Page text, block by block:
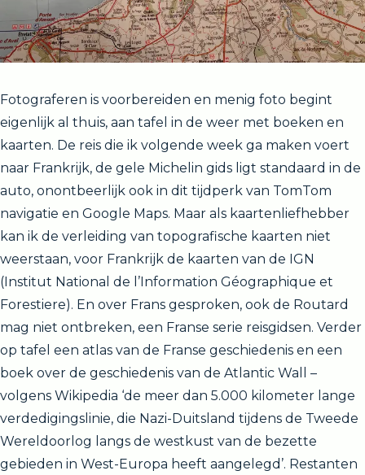
Fotograferen is voorbereiden en menig foto begint
eigenlijk al thuis, aan tafel in de weer met boeken en
kaarten. De reis die ik volgende week ga maken voert
naar Frankrijk, de gele Michelin gids ligt standaard in de
auto, onontbeerlijk ook in dit tijdperk van TomTom
navigatie en Google Maps. Maar als kaartenliefhebber
kan ik de verleiding van topografische kaarten niet
weerstaan, voor Frankrijk de kaarten van de IGN
(Institut National de l’Information Géographique et
Forestiere). En over Frans gesproken, ook de Routard
mag niet ontbreken, een Franse serie reisgidsen. Verder
op tafel een atlas van de Franse geschiedenis en een
boek over de geschiedenis van de Atlantic Wall –
volgens Wikipedia ‘de meer dan 5.000 kilometer lange
verdedigingslinie, die Nazi-Duitsland tijdens de Tweede
Wereldoorlog langs de westkust van de bezette
gebieden in West-Europa heeft aangelegd’. Restanten